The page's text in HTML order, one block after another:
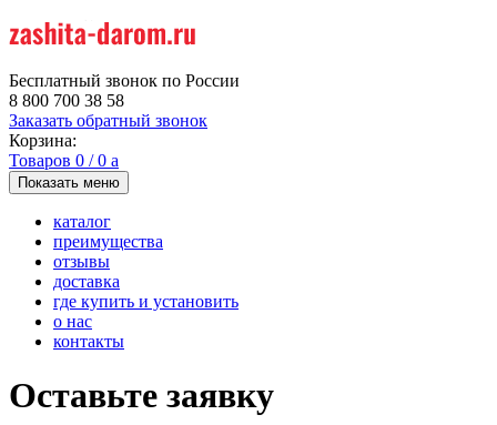
Бесплатный звонок по России
8 800 700 38 58
Заказать обратный звонок
Корзина:
Товаров 0 /0 a
Показать меню
каталог
преимущества
отзывы
доставка
где купить и установить
о нас
контакты
Оставьте заявку